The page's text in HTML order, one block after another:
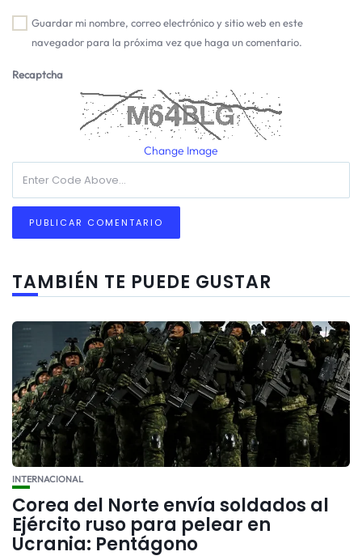
Guardar mi nombre, correo electrónico y sitio web en este
navegador para la próxima vez que haga un comentario.
Recaptcha
Change Image
TAMBIÉN TE PUEDE GUSTAR
INTERNACIONAL
Corea del Norte envía soldados al
Ejército ruso para pelear en
Ucrania: Pentágono